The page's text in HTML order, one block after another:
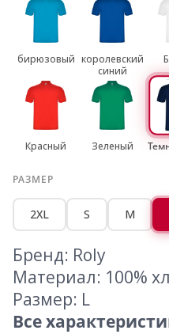
бирюзовый королевский
синий
Красный Зеленый
РАЗМЕР
2XL S M
Бренд: Roly
Материал: 100%
Размер: L
Все